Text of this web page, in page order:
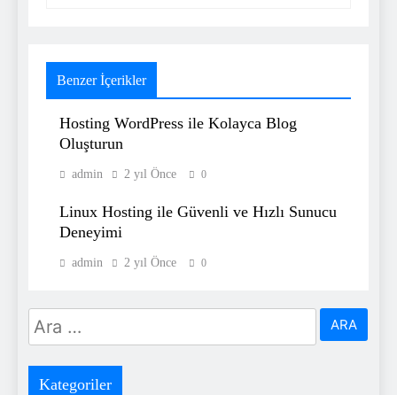
Benzer İçerikler
Hosting WordPress ile Kolayca Blog
Oluşturun
admin 2 yıl Önce 0
Linux Hosting ile Güvenli ve Hızlı Sunucu
Deneyimi
admin 2 yıl Önce 0
Arama:
Kategoriler